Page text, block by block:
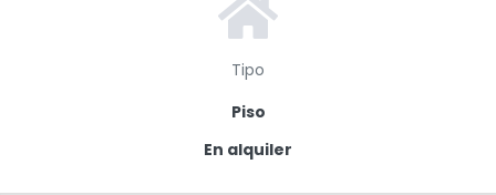
Tipo
Piso
En alquiler